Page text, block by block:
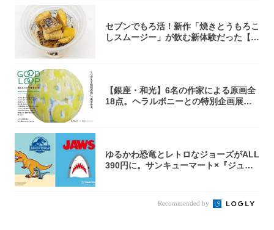
セブンでもろ活！新作「焼きとうもろこ
しスムージー」が飲む新体験だった【東
【銀座・和光】6名の作家による原画全
18点。ヘラルボニーとの特別企画展「G
ゆるかわ恐竜とレトロなジョーズがALL
390円に。サンキューマート×『ジュラ
Recommended by